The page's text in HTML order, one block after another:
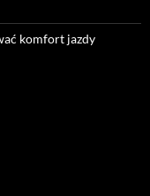
komfort jazdy